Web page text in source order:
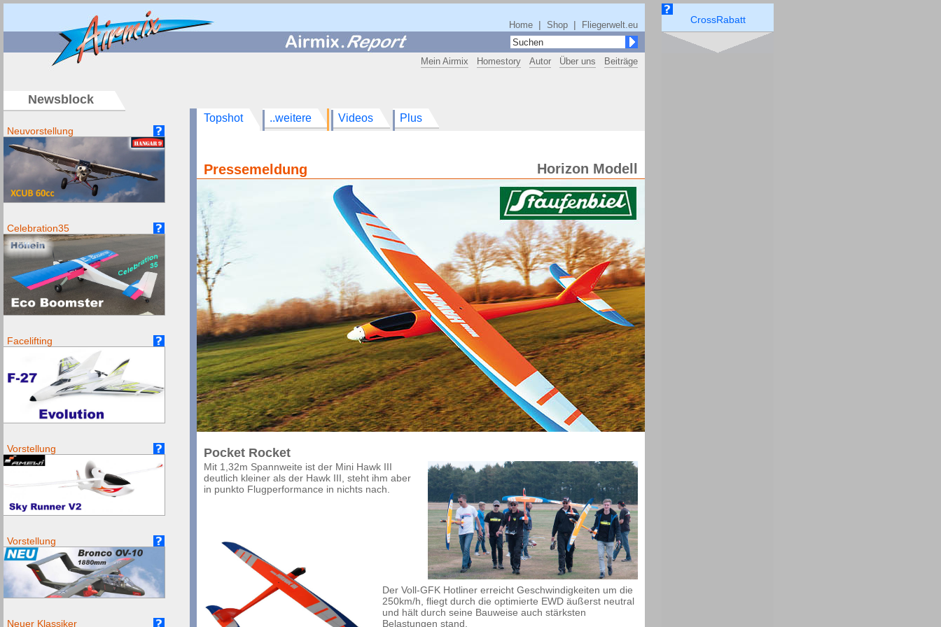
Home | Shop | Fliegerwelt.eu
Mein Airmix Homestory Autor Über uns Beiträge
Newsblock
Neuvorstellung
Celebration35
Facelifting
Vorstellung
Vorstellung
Neuer Klassiker
Topshot ..weitere Videos Plus
Pressemeldung Horizon Modell
Pocket Rocket
Mit 1,32m Spannweite ist der Mini Hawk III
deutlich kleiner als der Hawk III, steht ihm aber
in punkto Flugperformance in nichts nach.
Der Voll-GFK Hotliner erreicht Geschwindigkeiten um die
250km/h, fliegt durch die optimierte EWD äußerst neutral
und hält durch seine Bauweise auch stärksten
Belastungen stand.
CrossRabatt